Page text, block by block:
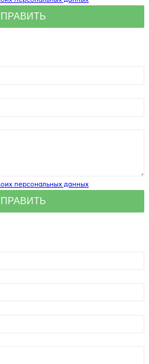
персональных данных